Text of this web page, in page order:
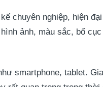
chuyên nghiệp, hiện
ảnh, màu sắc, bố
smartphone, tablet.